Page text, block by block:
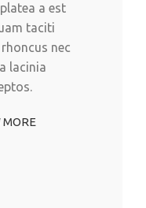
a est
taciti
nec
lacinia